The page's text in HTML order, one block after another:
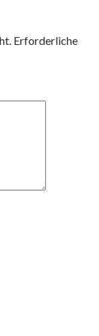
Erforderliche